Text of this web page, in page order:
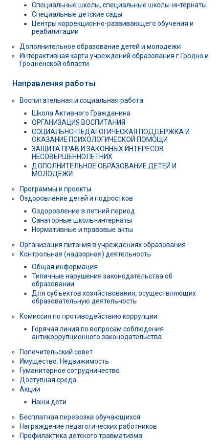
Специальные школы, специальные школы-интернаты
Специальные детские сады
Центры коррекционно-развивающего обучения и
реабилитации
Дополнительное образование детей и молодежи
Интерактивная карта учреждений образования г.Гродно и
Гродненской области
Направления работы
Воспитательная и социальная работа
Школа Активного Гражданина
ОРГАНИЗАЦИЯ ВОСПИТАНИЯ
СОЦИАЛЬНО-ПЕДАГОГИЧЕСКАЯ ПОДДЕРЖКА И
ОКАЗАНИЕ ПСИХОЛОГИЧЕСКОЙ ПОМОЩИ
ЗАЩИТА ПРАВ И ЗАКОННЫХ ИНТЕРЕСОВ
НЕСОВЕРШЕННОЛЕТНИХ
ДОПОЛНИТЕЛЬНОЕ ОБРАЗОВАНИЕ ДЕТЕЙ И
МОЛОДЁЖИ
Программы и проекты
Оздоровление детей и подростков
Оздоровление в летний период
Санаторные школы-интернаты
Нормативные и правовые акты
Организация питания в учреждениях образования
Контрольная (надзорная) деятельность
Общая информация
Типичные нарушения законодательства об
образовании
Для субъектов хозяйствования, осуществляющих
образовательную деятельность
Комиссия по противодействию коррупции
Горячая линия по вопросам соблюдения
антикоррупционного законодательства
Попечительский совет
Имущество. Недвижимость
Гуманитарное сотрудничество
Доступная среда
Акции
Наши дети
Бесплатная перевозка обучающихся
Награждение педагогических работников
Профилактика детского травматизма